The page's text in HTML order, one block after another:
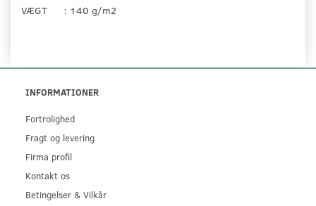
VÆGT : 140 g/m2
INFORMATIONER
Fortrolighed
Fragt og levering
Firma profil
Kontakt os
Betingelser & Vilkår